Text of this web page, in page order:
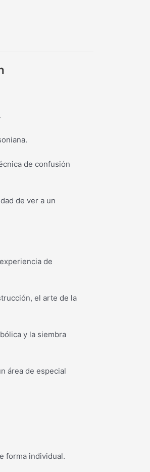
de confusión
de ver a un
de
el arte de la
y la siembra
área de especial
forma individual.